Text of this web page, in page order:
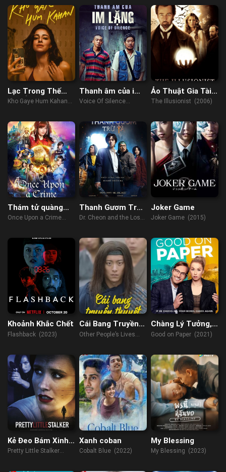
Lạc Trong Thế
Giới Ảo
Kho Gaye Hum Kahan
Thanh âm của im
lặng
Voice Of Silence
Ảo Thuật Gia Tài
Ba
The Illusionist (2006)
Thám tử quàng
khăn đỏ
Once Upon a Crime
Thanh Gươm Trừ
Tà
Dr. Cheon and the Lost
Joker Game
Joker Game (2015)
Khoảnh Khắc Chết
Flashback (2023)
Cái Bang Truyền
Thuyết
Other People’s Lives
Chàng Lý Tưởng,
Trên Lý Thuyết
Good on Paper (2021)
Kẻ Đeo Bám Xinh
Đẹp
Pretty Little Stalker
Xanh coban
Cobalt Blue (2022)
My Blessing
My Blessing (2023)